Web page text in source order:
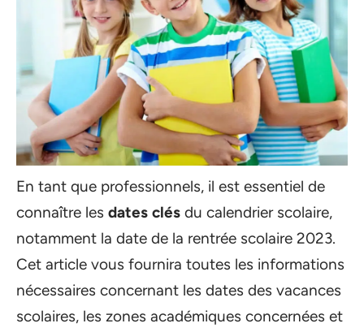
En tant que professionnels, il est essentiel de
connaître les dates clés du calendrier scolaire,
notamment la date de la rentrée scolaire 2023.
Cet article vous fournira toutes les informations
nécessaires concernant les dates des vacances
scolaires, les zones académiques concernées et